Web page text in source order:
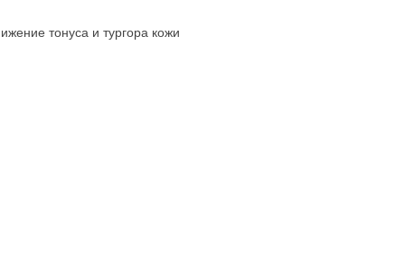
тонуса и тургора кожи